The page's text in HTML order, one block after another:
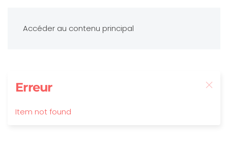
Accéder au contenu principal
Erreur
Item not found